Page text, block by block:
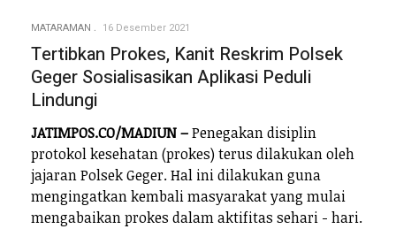
MATARAMAN 16 Desember 2021
Tertibkan Prokes, Kanit Reskrim Polsek
Geger Sosialisasikan Aplikasi Peduli
Lindungi
JATIMPOS.CO/MADIUN –Penegakan disiplin
protokol kesehatan (prokes) terus dilakukan oleh
jajaran Polsek Geger. Hal ini dilakukan guna
mengingatkan kembali masyarakat yang mulai
mengabaikan prokes dalam aktifitas sehari - hari.